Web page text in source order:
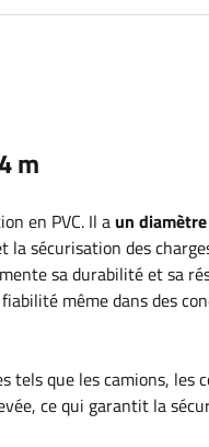
m
en PVC. Il a un
sécurisation des
sa durabilité et sa
même dans des
tels que les camions, les
ce qui garantit la